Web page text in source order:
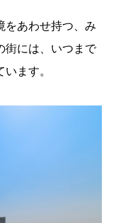
をあわせ持つ、み
街には、いつまで
ます。